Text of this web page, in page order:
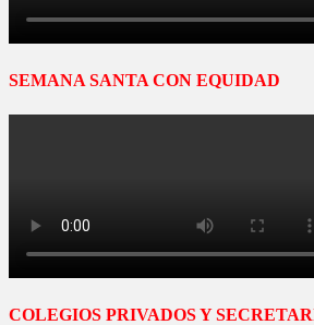
SEMANA SANTA CON EQUIDAD
COLEGIOS PRIVADOS Y